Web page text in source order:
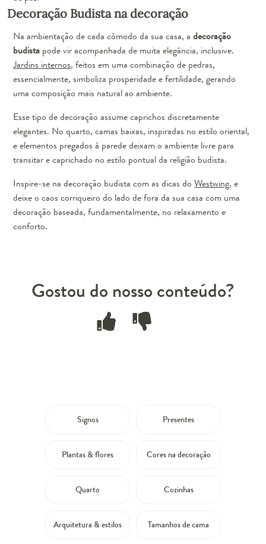
Decoração Budista na decoração
Na ambientação de cada cômodo da sua casa, a decoração
budista pode vir acompanhada de muita elegância, inclusive.
Jardins internos, feitos em uma combinação de pedras,
essencialmente, simboliza prosperidade e fertilidade, gerando
uma composição mais natural ao ambiente.
Esse tipo de decoração assume caprichos discretamente
elegantes. No quarto, camas baixas, inspiradas no estilo oriental,
e elementos pregados à parede deixam o ambiente livre para
transitar e caprichado no estilo pontual da religião budista.
Inspire-se na decoração budista com as dicas do Westwing, e
deixe o caos corriqueiro do lado de fora da sua casa com uma
decoração baseada, fundamentalmente, no relaxamento e
conforto.
Gostou do nosso conteúdo?
Signos Presentes
Plantas & flores Cores na decoração
Quarto Cozinhas
Arquitetura & estilos Tamanhos de cama